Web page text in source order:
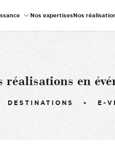
Nos expertisesNos
réalisations en
DESTINATIONS E-